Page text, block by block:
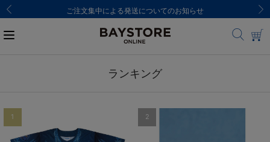
ご注文集中による発送についてのお知らせ
ランキング
1 2